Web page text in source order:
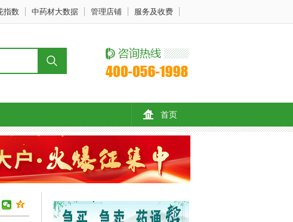
指数 中药材大数据 管理店铺 服务及收费
首页